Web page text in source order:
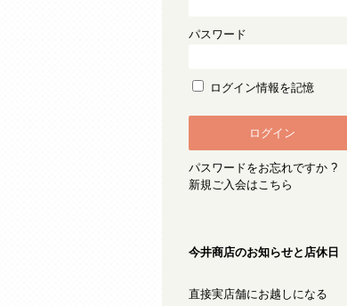
パスワード
ログイン情報を記憶
パスワードをお忘れですか ?
新規ご入会はこちら
今井商店のお知らせと店休日
直接実店舗にお越しになる